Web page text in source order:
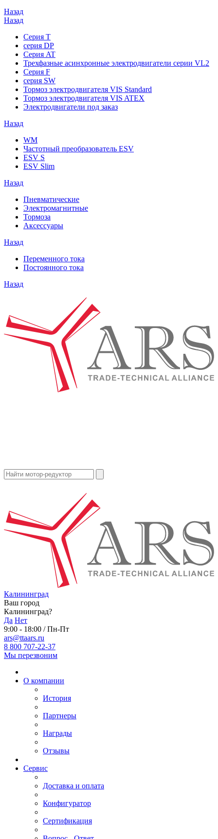
Назад
Назад
Серия T
серия DP
Серия AT
Трехфазные асинхронные электродвигатели серии VL2
Серия F
серия SW
Тормоз электродвигателя VIS Standard
Тормоз электродвигателя VIS ATEX
Электродвигатели под заказ
Назад
WM
Частотный преобразователь ESV
ESV S
ESV Slim
Назад
Пневматические
Электромагнитные
Тормоза
Аксессуары
Назад
Переменного тока
Постоянного тока
Назад
Калининград
Ваш город
Калининград?
Да Нет
9:00 - 18:00 / Пн-Пт
ars@ttaars.ru
8 800 707-22-37
Мы перезвоним
О компании
История
Партнеры
Награды
Отзывы
Сервис
Доставка и оплата
Конфигуратор
Сертификация